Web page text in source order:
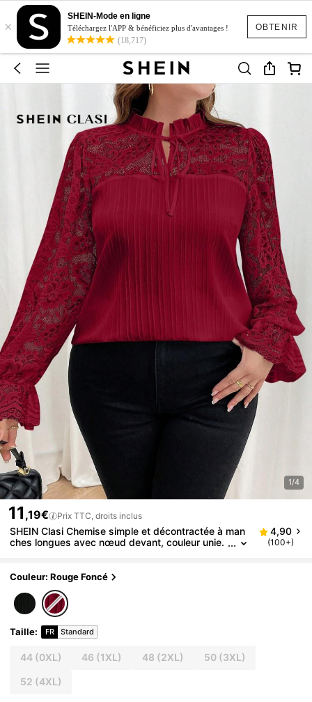
OBTENIR
×
SHEIN-Mode en ligne
Téléchargez l'APP & bénéficiez plus d'avantages !
(18,717)
1/4
11 ,19€ Prix TTC, droits inclus
SHEIN Clasi Chemise simple et décontractée à man
ches longues avec nœud devant, couleur unie.
4,90
(100+)
Couleur: Rouge Foncé
Taille: FR Standard
44(0XL) 46 (1XL) 48 (2XL) 50(3XL)
52 (4XL)